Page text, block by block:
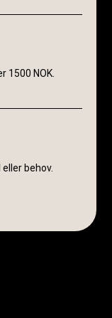
1500 NOK.
behov.